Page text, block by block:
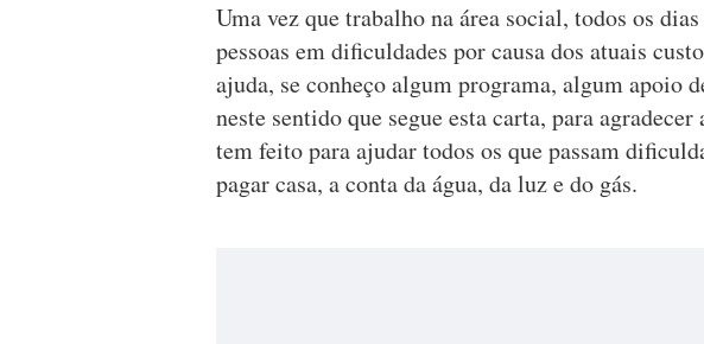
Uma vez que trabalho na área social, todos os
pessoas em dificuldades por causa dos atuais
ajuda, se conheço algum programa, algum apoio
neste sentido que segue esta carta, para
tem feito para ajudar todos os que passam
pagar casa, a conta da água, da luz e do gás.